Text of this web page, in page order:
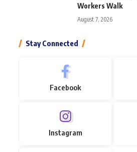
Workers Walk
August 7, 2026
Stay Connected
Facebook
Instagram